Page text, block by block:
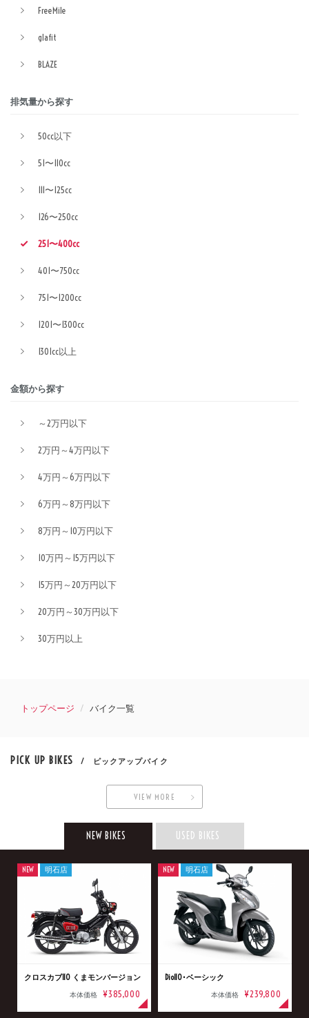
FreeMile
glafit
BLAZE
排気量から探す
50cc以下
51〜110cc
111〜125cc
126〜250cc
251〜400cc
401〜750cc
751〜1200cc
1201〜1300cc
1301cc以上
金額から探す
～2万円以下
2万円～4万円以下
4万円～6万円以下
6万円～8万円以下
8万円～10万円以下
10万円～15万円以下
15万円～20万円以下
20万円～30万円以下
30万円以上
トップページ バイク一覧
PICK UP BIKES / ピックアップバイク
VIEW MORE
NEW BIKES USED BIKES
クロスカブ110 くまモンバージョン
本体価格 ¥385,000
NEW 明石店
Dio110･ベーシック
本体価格 ¥239,800
NEW 明石店